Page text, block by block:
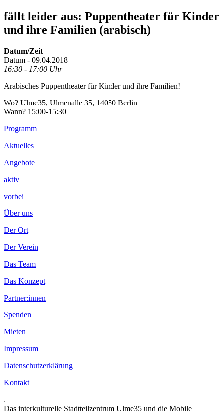
fällt leider aus: Puppentheater für Kinder
und ihre Familien (arabisch)
Datum/Zeit
Datum - 09.04.2018
16:30 - 17:00 Uhr
Arabisches Puppentheater für Kinder und ihre Familien!
Wo? Ulme35, Ulmenalle 35, 14050 Berlin
Wann? 15:00-15:30
Footer
Inhalt
Programm
Aktuelles
Angebote
aktiv
vorbei
Über uns
Der Ort
Der Verein
Das Team
Das Konzept
Partner:innen
Spenden
Mieten
Impressum
Datenschutzerklärung
Kontakt
.
Das interkulturelle Stadtteilzentrum Ulme35 und die Mobile